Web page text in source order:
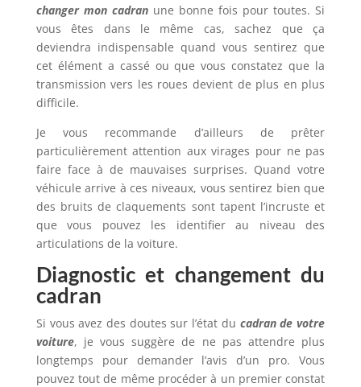
changer mon cadranune bonne fois pour toutes. Si
vous êtes dans le même cas, sachez que ça
deviendra indispensable quand vous sentirez que
cet élément a cassé ou que vous constatez que la
transmission vers les roues devient de plus en plus
difficile.
Je vous recommande d’ailleurs de prêter
particulièrement attention aux virages pour ne pas
faire face à de mauvaises surprises. Quand votre
véhicule arrive à ces niveaux, vous sentirez bien que
des bruits de claquements sont tapent l’incruste et
que vous pouvez les identifier au niveau des
articulations de la voiture.
Diagnostic et changement du
cadran
Si vous avez des doutes sur l’état du cadran de votre
voiture, je vous suggère de ne pas attendre plus
longtemps pour demander l’avis d’un pro. Vous
pouvez tout de même procéder à un premier constat